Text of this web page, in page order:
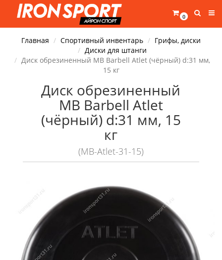
0
Главная Спортивный инвентарь
Грифы, диски
Диски для штанги
Диск обрезиненный MB Barbell Atlet (чёрный) d:31 мм,
15 кг
Диск обрезиненный
MB Barbell Atlet
(чёрный) d:31 мм, 15
кг
(MB-Atlet-31-15)